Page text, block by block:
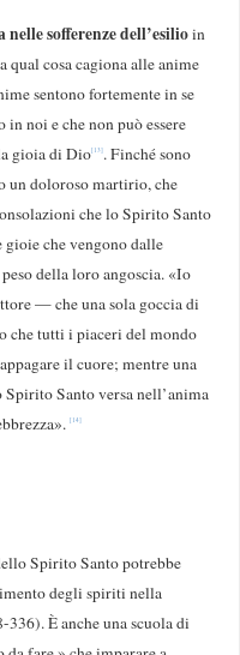
nelle sofferenze dell’esilioin
cosa cagiona alle anime
sentono fortemente in se
noi e che non può essere
gioia di Dio[13]. Finché sono
un doloroso martirio, che
che lo Spirito Santo
che vengono dalle
della loro angoscia. «Io
— che una sola goccia di
che tutti i piaceri del mondo
il cuore; mentre una
Santo versa nell’anima
[14]
Spirito Santo potrebbe
degli spiriti nella
È anche una scuola di